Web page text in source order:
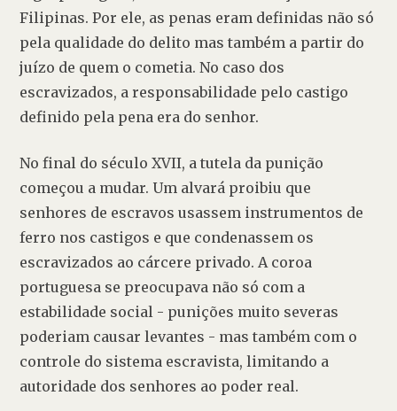
Filipinas. Por ele, as penas eram definidas não só
pela qualidade do delito mas também a partir do
juízo de quem o cometia. No caso dos
escravizados, a responsabilidade pelo castigo
definido pela pena era do senhor.
No final do século XVII, a tutela da punição
começou a mudar. Um alvará proibiu que
senhores de escravos usassem instrumentos de
ferro nos castigos e que condenassem os
escravizados ao cárcere privado. A coroa
portuguesa se preocupava não só com a
estabilidade social - punições muito severas
poderiam causar levantes - mas também com o
controle do sistema escravista, limitando a
autoridade dos senhores ao poder real.